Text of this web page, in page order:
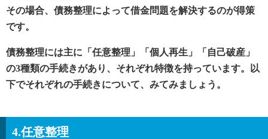
その場合、債務整理によって借金問題を解決するのが得策
です。
債務整理には主に「任意整理」「個人再生」「自己破産」
の3種類の手続きがあり、それぞれ特徴を持っています。以
下でそれぞれの手続きについて、みてみましょう。
4.任意整理